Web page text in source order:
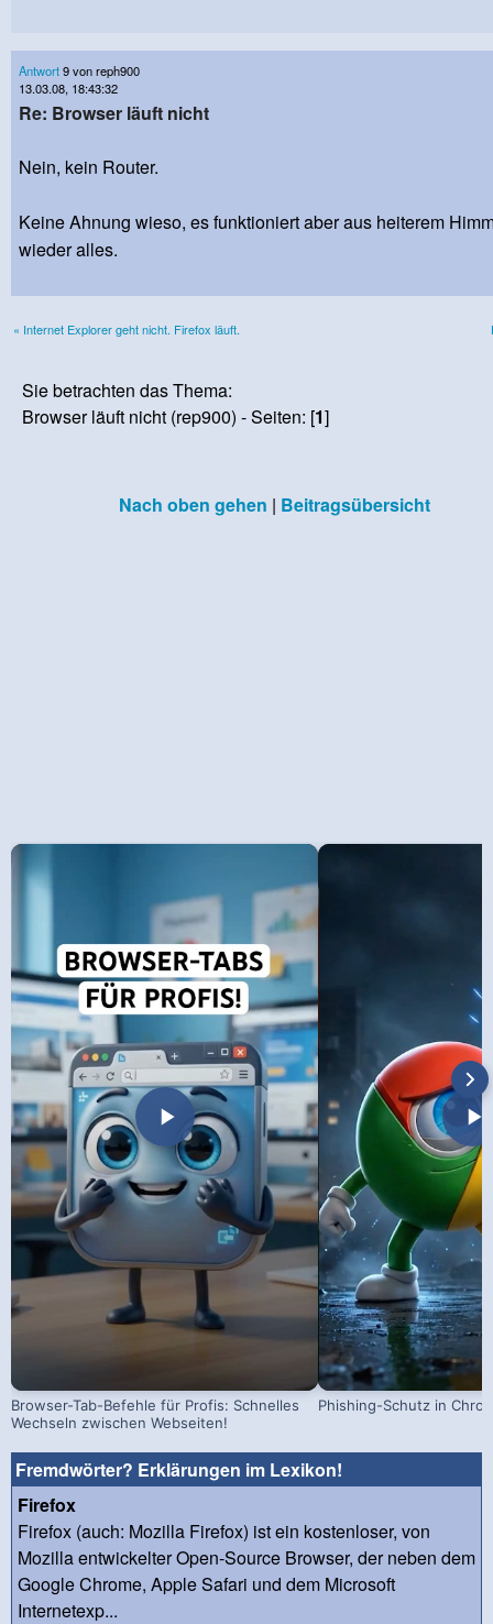
Antwort9 von reph900
13.03.08, 18:43:32
Re: Browser läuft nicht
Nein, kein Router.
Keine Ahnung wieso, es funktioniert aber aus heiterem
wieder alles.
« Internet Explorer geht nicht. Firefox läuft.
Sie betrachten das Thema:
Browser läuft nicht (rep900) - Seiten: [1]
Nach oben gehen | Beitragsübersicht
Browser-Tab-Befehle für Profis: Schnelles
Wechseln zwischen Webseiten!
Phishing-Schutz in
Fremdwörter? Erklärungen im Lexikon!
Firefox
Firefox (auch: Mozilla Firefox) ist ein kostenloser, von
Mozilla entwickelter Open-Source Browser, der neben dem
Google Chrome, Apple Safari und dem Microsoft
Internetexp...